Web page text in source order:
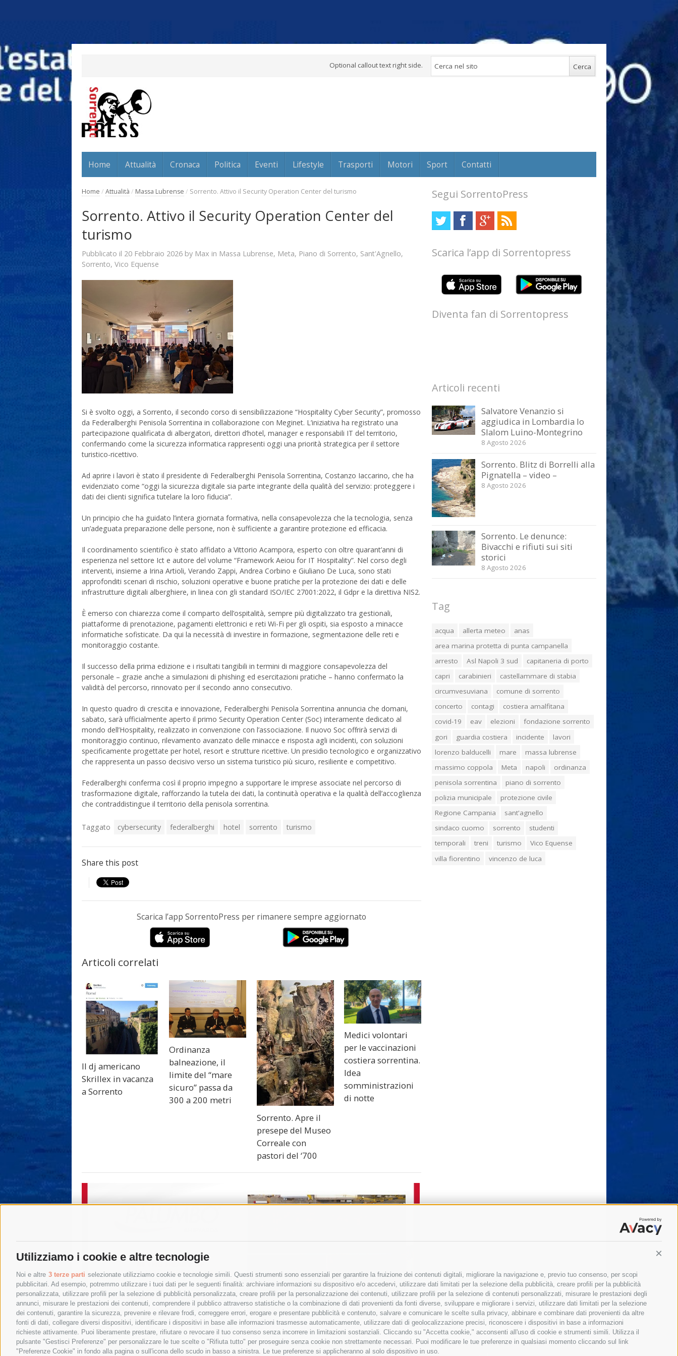
Utilizziamo i cookie e altre tecnologie
Noi e altre 3 terze parti selezionate utilizziamo cookie e tecnologie simili. Questi strumenti sono essenziali per garantire la fruizione dei contenuti digitali, migliorare la navigazione e, previo tuo consenso, per scopi
pubblicitari. Ad esempio, potremmo utilizzare i tuoi dati per le seguenti finalità: archiviare informazioni su dispositivo e/o accedervi, utilizzare dati limitati per la selezione della pubblicità, creare profili per la pubblicità
personalizzata, utilizzare profili per la selezione di pubblicità personalizzata, creare profili per la personalizzazione dei contenuti, utilizzare profili per la selezione di contenuti personalizzati, misurare le prestazioni degli
annunci, misurare le prestazioni dei contenuti, comprendere il pubblico attraverso statistiche o la combinazione di dati provenienti da fonti diverse, sviluppare e migliorare i servizi, utilizzare dati limitati per la selezione
dei contenuti, garantire la sicurezza, prevenire e rilevare frodi, correggere errori, erogare e presentare pubblicità e contenuto, salvare e comunicare le scelte sulla privacy, abbinare e combinare dati provenienti da altre
fonti di dati, collegare diversi dispositivi, identificare i dispositivi in base alle informazioni trasmesse automaticamente, utilizzare dati di geolocalizzazione precisi, riconoscere i dispositivi in base a informazioni
richieste attivamente. Puoi liberamente prestare, rifiutare o revocare il tuo consenso senza incorrere in limitazioni sostanziali. Cliccando su "Accetta cookie," acconsenti all'uso di cookie e strumenti simili. Utilizza il
pulsante "Gestisci Preferenze" per personalizzare le tue scelte o "Rifiuta tutto" per proseguire senza cookie non strettamente necessari. Puoi modificare le tue preferenze in qualsiasi momento cliccando sul link
"Preferenze Cookie" in fondo alla pagina o sull'icona dello scudo in basso a sinistra. Le tue preferenze si applicheranno al solo dispositivo in uso.
Optional callout text right side.
Home Attualità Cronaca Politica Eventi Lifestyle Trasporti Motori Sport Contatti
Home / Attualità / Massa Lubrense / Sorrento. Attivo il Security Operation Center del turismo
Sorrento. Attivo il Security Operation Center del
turismo
Pubblicato il 20 Febbraio 2026 by Max in Massa Lubrense, Meta, Piano di Sorrento, Sant'Agnello,
Sorrento, Vico Equense
Si è svolto oggi, a Sorrento, il secondo corso di sensibilizzazione “Hospitality Cyber Security”, promosso
da Federalberghi Penisola Sorrentina in collaborazione con Meginet. L’iniziativa ha registrato una
partecipazione qualificata di albergatori, direttori d’hotel, manager e responsabili IT del territorio,
confermando come la sicurezza informatica rappresenti oggi una priorità strategica per il settore
turistico-ricettivo.
Ad aprire i lavori è stato il presidente di Federalberghi Penisola Sorrentina, Costanzo Iaccarino, che ha
evidenziato come “oggi la sicurezza digitale sia parte integrante della qualità del servizio: proteggere i
dati dei clienti significa tutelare la loro fiducia”.
Un principio che ha guidato l’intera giornata formativa, nella consapevolezza che la tecnologia, senza
un’adeguata preparazione delle persone, non è sufficiente a garantire protezione ed efficacia.
Il coordinamento scientifico è stato affidato a Vittorio Acampora, esperto con oltre quarant’anni di
esperienza nel settore Ict e autore del volume “Framework Aeiou for IT Hospitality”. Nel corso degli
interventi, insieme a Irina Artioli, Verando Zappi, Andrea Corbino e Giuliano De Luca, sono stati
approfonditi scenari di rischio, soluzioni operative e buone pratiche per la protezione dei dati e delle
infrastrutture digitali alberghiere, in linea con gli standard ISO/IEC 27001:2022, il Gdpr e la direttiva NIS2.
È emerso con chiarezza come il comparto dell’ospitalità, sempre più digitalizzato tra gestionali,
piattaforme di prenotazione, pagamenti elettronici e reti Wi-Fi per gli ospiti, sia esposto a minacce
informatiche sofisticate. Da qui la necessità di investire in formazione, segmentazione delle reti e
monitoraggio costante.
Il successo della prima edizione e i risultati tangibili in termini di maggiore consapevolezza del
personale – grazie anche a simulazioni di phishing ed esercitazioni pratiche – hanno confermato la
validità del percorso, rinnovato per il secondo anno consecutivo.
In questo quadro di crescita e innovazione, Federalberghi Penisola Sorrentina annuncia che domani,
sabato, sarà ufficialmente aperto il primo Security Operation Center (Soc) interamente dedicato al
mondo dell’Hospitality, realizzato in convenzione con l’associazione. Il nuovo Soc offrirà servizi di
monitoraggio continuo, rilevamento avanzato delle minacce e risposta agli incidenti, con soluzioni
specificamente progettate per hotel, resort e strutture ricettive. Un presidio tecnologico e organizzativo
che rappresenta un passo decisivo verso un sistema turistico più sicuro, resiliente e competitivo.
Federalberghi conferma così il proprio impegno a supportare le imprese associate nel percorso di
trasformazione digitale, rafforzando la tutela dei dati, la continuità operativa e la qualità dell’accoglienza
che contraddistingue il territorio della penisola sorrentina.
Taggato cybersecurity federalberghi hotel sorrento turismo
Share this post
Scarica l’app SorrentoPress per rimanere sempre aggiornato
Articoli correlati
Il dj americano
Skrillex in vacanza
a Sorrento
Ordinanza
balneazione, il
limite del “mare
sicuro” passa da
300 a 200 metri
Sorrento. Apre il
presepe del Museo
Correale con
pastori del ‘700
Medici volontari
per le vaccinazioni
costiera sorrentina.
Idea
somministrazioni
di notte
Segui SorrentoPress
Scarica l’app di Sorrentopress
Diventa fan di Sorrentopress
Articoli recenti
Salvatore Venanzio si
aggiudica in Lombardia lo
Slalom Luino-Montegrino
8 Agosto 2026
Sorrento. Blitz di Borrelli alla
Pignatella – video –
8 Agosto 2026
Sorrento. Le denunce:
Bivacchi e rifiuti sui siti
storici
8 Agosto 2026
Tag
acqua allerta meteo
anas
area marina protetta di punta campanella
arresto
Asl Napoli 3 sud
capitaneria di porto
capri
carabinieri
castellammare di stabia
circumvesuviana
comune di sorrento
concerto
contagi
costiera amalfitana
covid-19
eav elezioni
fondazione sorrento
gori
guardia costiera incidente
lavori
lorenzo balducelli
mare
massa lubrense
massimo coppola
Meta napoli
ordinanza
penisola sorrentina
piano di sorrento
polizia municipale
protezione civile
Regione Campania
sant'agnello
sindaco cuomo
sorrento
studenti
temporali
treni turismo
Vico Equense
villa fiorentino
vincenzo de luca